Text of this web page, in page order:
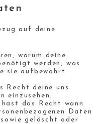
auf deine
warum deine
werden, was
sie aufbewahrt
Recht deine uns
einzusehen.
das Recht wann
Daten
gelöscht oder